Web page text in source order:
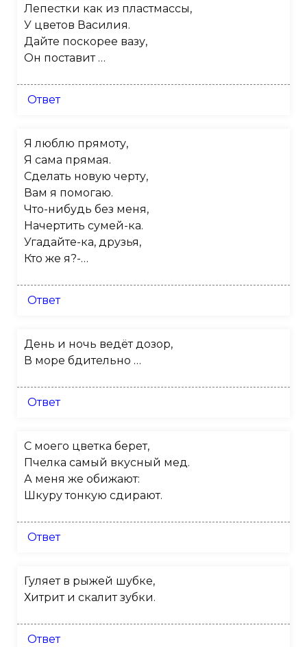
Лепестки как из пластмассы,
У цветов Василия.
Дайте поскорее вазу,
Он поставит …
Ответ
Я люблю прямоту,
Я сама прямая.
Сделать новую черту,
Вам я помогаю.
Что-нибудь без меня,
Начертить сумей-ка.
Угадайте-ка, друзья,
Кто же я?-…
Ответ
День и ночь ведёт дозор,
В море бдительно …
Ответ
С моего цветка берет,
Пчелка самый вкусный мед.
А меня же обижают:
Шкуру тонкую сдирают.
Ответ
Гуляет в рыжей шубке,
Хитрит и скалит зубки.
Ответ